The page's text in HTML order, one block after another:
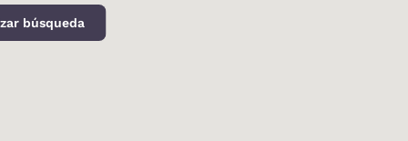
búsqueda